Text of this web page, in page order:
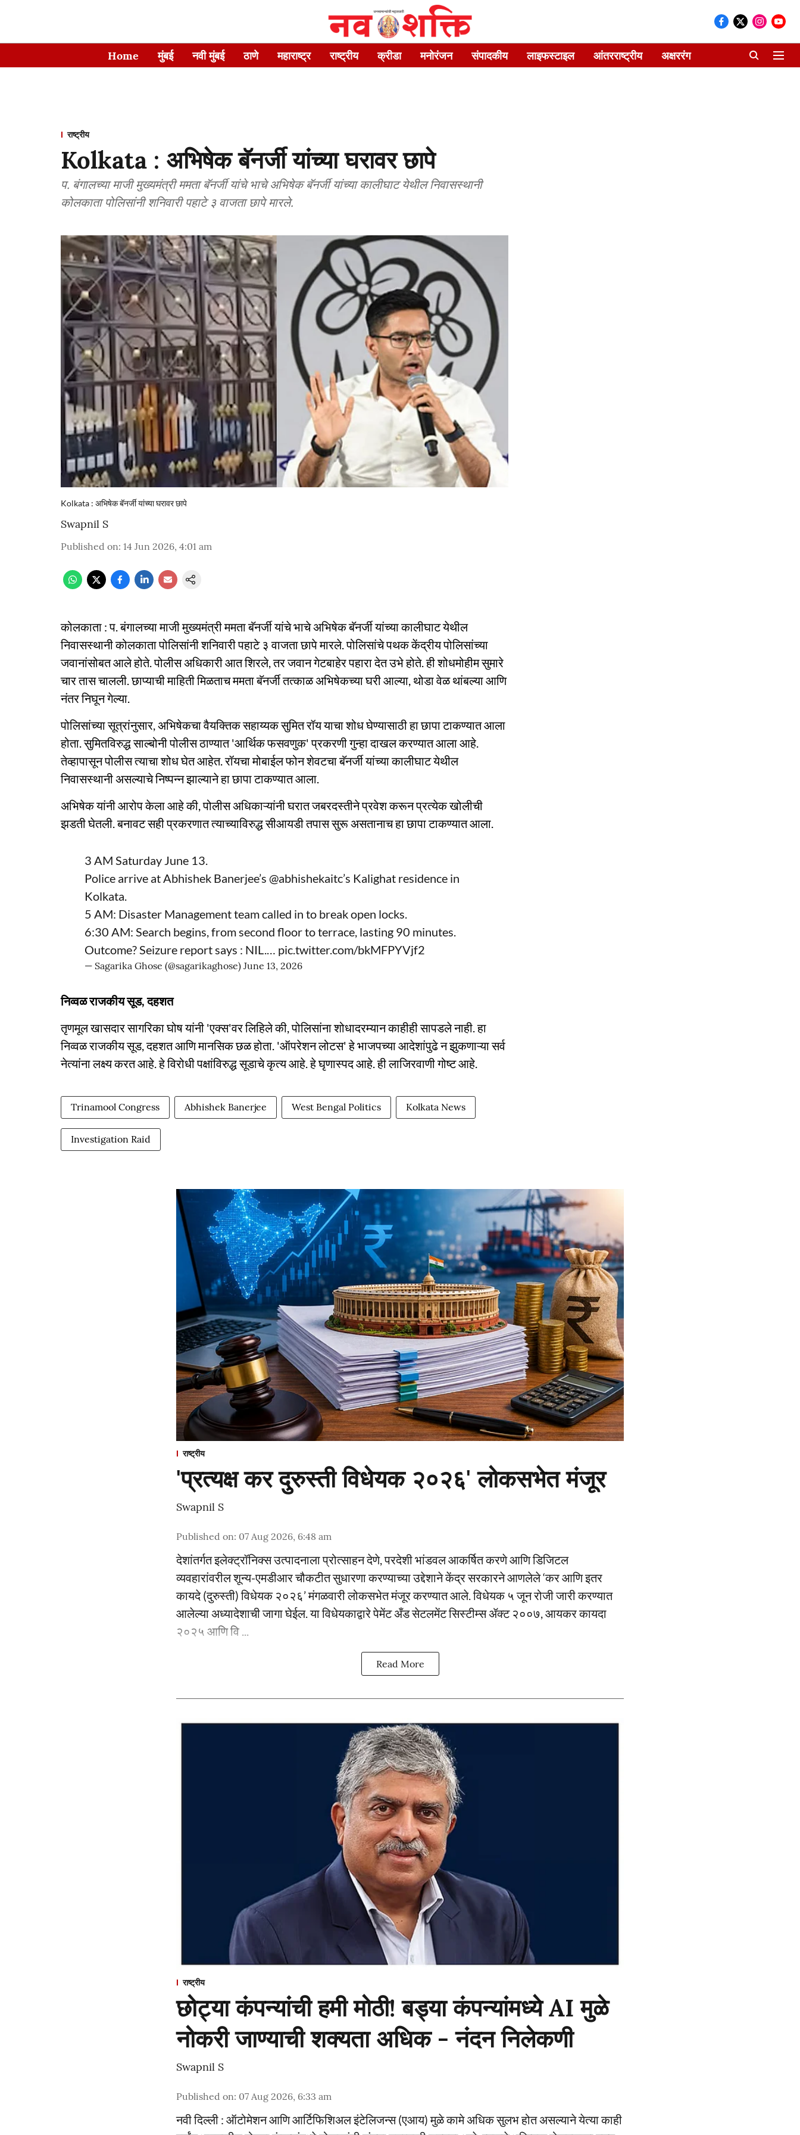
Home मुंबई नवी मुंबई ठाणे महाराष्ट्र राष्ट्रीय क्रीडा मनोरंजन संपादकीय लाइफस्टाइल आंतरराष्ट्रीय अक्षररंग
राष्ट्रीय
Kolkata : अभिषेक बॅनर्जी यांच्या घरावर छापे
प. बंगालच्या माजी मुख्यमंत्री ममता बॅनर्जी यांचे भाचे अभिषेक बॅनर्जी यांच्या कालीघाट येथील निवासस्थानी
कोलकाता पोलिसांनी शनिवारी पहाटे ३ वाजता छापे मारले.
Kolkata : अभिषेक बॅनर्जी यांच्या घरावर छापे
Swapnil S
Published on: 14 Jun 2026, 4:01 am
कोलकाता : प. बंगालच्या माजी मुख्यमंत्री ममता बॅनर्जी यांचे भाचे अभिषेक बॅनर्जी यांच्या कालीघाट येथील
निवासस्थानी कोलकाता पोलिसांनी शनिवारी पहाटे ३ वाजता छापे मारले. पोलिसांचे पथक केंद्रीय पोलिसांच्या
जवानांसोबत आले होते. पोलीस अधिकारी आत शिरले, तर जवान गेटबाहेर पहारा देत उभे होते. ही शोधमोहीम सुमारे
चार तास चालली. छाप्याची माहिती मिळताच ममता बॅनर्जी तत्काळ अभिषेकच्या घरी आल्या, थोडा वेळ थांबल्या आणि
नंतर निघून गेल्या.
पोलिसांच्या सूत्रांनुसार, अभिषेकचा वैयक्तिक सहाय्यक सुमित रॉय याचा शोध घेण्यासाठी हा छापा टाकण्यात आला
होता. सुमितविरुद्ध साल्बोनी पोलीस ठाण्यात 'आर्थिक फसवणुक' प्रकरणी गुन्हा दाखल करण्यात आला आहे.
तेव्हापासून पोलीस त्याचा शोध घेत आहेत. रॉयचा मोबाईल फोन शेवटचा बॅनर्जी यांच्या कालीघाट येथील
निवासस्थानी असल्याचे निष्पन्न झाल्याने हा छापा टाकण्यात आला.
अभिषेक यांनी आरोप केला आहे की, पोलीस अधिकाऱ्यांनी घरात जबरदस्तीने प्रवेश करून प्रत्येक खोलीची
झडती घेतली. बनावट सही प्रकरणात त्याच्याविरुद्ध सीआयडी तपास सुरू असतानाच हा छापा टाकण्यात आला.
3 AM Saturday June 13.
Police arrive at Abhishek Banerjee’s @abhishekaitc’s Kalighat residence in
Kolkata.
5 AM: Disaster Management team called in to break open locks.
6:30 AM: Search begins, from second floor to terrace, lasting 90 minutes.
Outcome? Seizure report says : NIL.… pic.twitter.com/bkMFPYVjf2
— Sagarika Ghose (@sagarikaghose) June 13, 2026
निव्वळ राजकीय सूड, दहशत
तृणमूल खासदार सागरिका घोष यांनी 'एक्स'वर लिहिले की, पोलिसांना शोधादरम्यान काहीही सापडले नाही. हा
निव्वळ राजकीय सूड, दहशत आणि मानसिक छळ होता. 'ऑपरेशन लोटस' हे भाजपच्या आदेशांपुढे न झुकणाऱ्या सर्व
नेत्यांना लक्ष्य करत आहे. हे विरोधी पक्षांविरुद्ध सूडाचे कृत्य आहे. हे घृणास्पद आहे. ही लाजिरवाणी गोष्ट आहे.
Trinamool Congress Abhishek Banerjee West Bengal Politics Kolkata News
Investigation Raid
राष्ट्रीय
'प्रत्यक्ष कर दुरुस्ती विधेयक २०२६' लोकसभेत मंजूर
Swapnil S
Published on: 07 Aug 2026, 6:48 am
देशांतर्गत इलेक्ट्रॉनिक्स उत्पादनाला प्रोत्साहन देणे, परदेशी भांडवल आकर्षित करणे आणि डिजिटल
व्यवहारांवरील शून्य-एमडीआर चौकटीत सुधारणा करण्याच्या उद्देशाने केंद्र सरकारने आणलेले ‘कर आणि इतर
कायदे (दुरुस्ती) विधेयक २०२६’ मंगळवारी लोकसभेत मंजूर करण्यात आले. विधेयक ५ जून रोजी जारी करण्यात
आलेल्या अध्यादेशाची जागा घेईल. या विधेयकाद्वारे पेमेंट अँड सेटलमेंट सिस्टीम्स ॲक्ट २००७, आयकर कायदा
२०२५ आणि वि ...
Read More
राष्ट्रीय
छोट्या कंपन्यांची हमी मोठी! बड्या कंपन्यांमध्ये AI मुळे
नोकरी जाण्याची शक्यता अधिक - नंदन निलेकणी
Swapnil S
Published on: 07 Aug 2026, 6:33 am
नवी दिल्ली : ऑटोमेशन आणि आर्टिफिशिअल इंटेलिजन्स (एआय) मुळे कामे अधिक सुलभ होत असल्याने येत्या काही